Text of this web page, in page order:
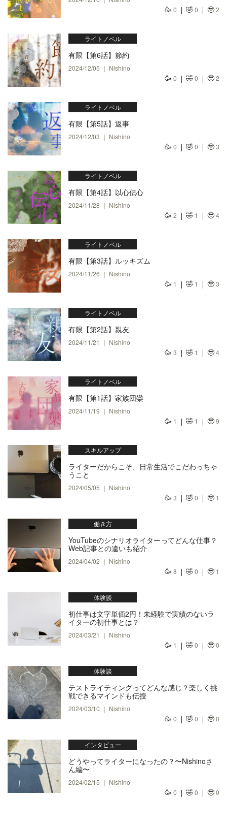
🥳 0 🤣0 🥹2
ライトノベル
有限【第6話】節約
2024/12/05 ｜ Nishino
🥳 0 🤣0 🥹2
ライトノベル
有限【第5話】返事
2024/12/03 ｜ Nishino
🥳 0 🤣0 🥹3
ライトノベル
有限【第4話】以心伝心
2024/11/28 ｜ Nishino
🥳 2 🤣 1 🥹4
ライトノベル
有限【第3話】ルッキズム
2024/11/26 ｜ Nishino
🥳 1 🤣 1 🥹3
ライトノベル
有限【第2話】親友
2024/11/21 ｜ Nishino
🥳 3 🤣 1 🥹4
ライトノベル
有限【第1話】家族団欒
2024/11/19 ｜ Nishino
🥳 1 🤣 1 🥹9
スキルアップ
ライターだからこそ、日常生活でこだわっちゃ
うこと
2024/05/05 ｜ Nishino
🥳 3 🤣0 🥹 1
働き方
YouTubeのシナリオライターってどんな仕事？
Web記事との違いも紹介
2024/04/02 ｜ Nishino
🥳 8 🤣0 🥹 1
体験談
初仕事は文字単価2円！未経験で実績のないラ
イターの初仕事とは？
2024/03/21 ｜ Nishino
🥳 1 🤣0 🥹0
体験談
テストライティングってどんな感じ？楽しく挑
戦できるマインドも伝授
2024/03/10 ｜ Nishino
🥳 0 🤣0 🥹0
インタビュー
どうやってライターになったの？〜Nishinoさ
ん編〜
2024/02/15 ｜ Nishino
🥳 0 🤣0 🥹0